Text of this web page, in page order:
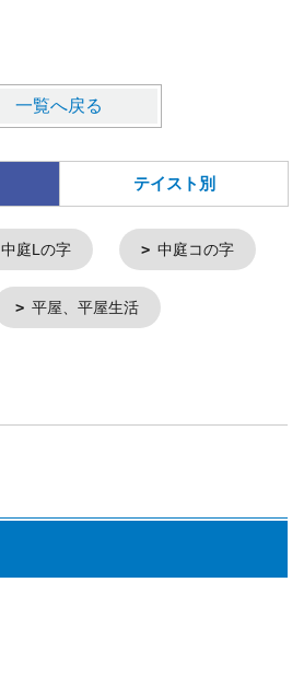
一覧へ戻る
テイスト別
中庭Lの字 中庭コの字
平屋、平屋生活